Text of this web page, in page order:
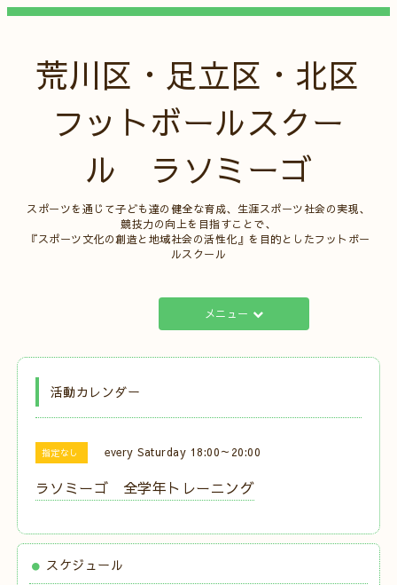
荒川区・足立区・北区
フットボールスクー
ル ラソミーゴ
スポーツを通じて子ども達の健全な育成、生涯スポーツ社会の実現、
競技力の向上を目指すことで、
『スポーツ文化の創造と地域社会の活性化』を目的としたフットボー
ルスクール
メニュー
活動カレンダー
指定なし every Saturday 18:00～20:00
ラソミーゴ 全学年トレーニング
スケジュール